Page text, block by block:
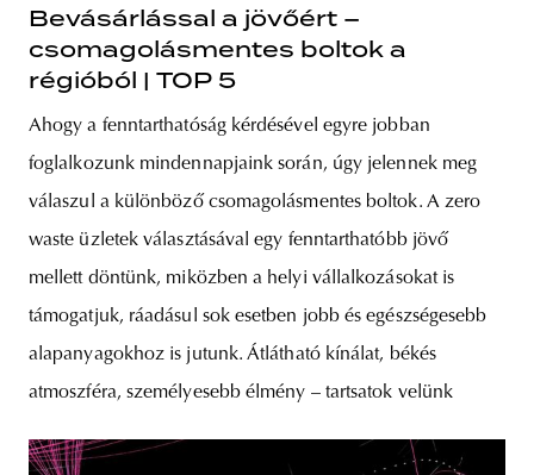
Bevásárlással a jövőért –
csomagolásmentes boltok a
régióból | TOP 5
Ahogy a fenntarthatóság kérdésével egyre jobban
foglalkozunk mindennapjaink során, úgy jelennek meg
válaszul a különböző csomagolásmentes boltok. A zero
waste üzletek választásával egy fenntarthatóbb jövő
mellett döntünk, miközben a helyi vállalkozásokat is
támogatjuk, ráadásul sok esetben jobb és egészségesebb
alapanyagokhoz is jutunk. Átlátható kínálat, békés
atmoszféra, személyesebb élmény – tartsatok velünk